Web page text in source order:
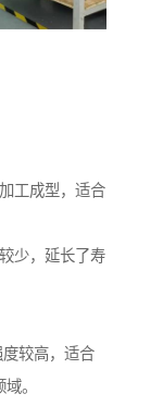
工成型，适合
少，延长了寿
较高，适合
。